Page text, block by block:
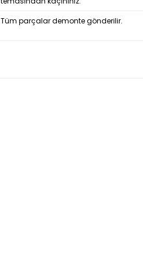
Tüm parçalar demonte gönderilir.